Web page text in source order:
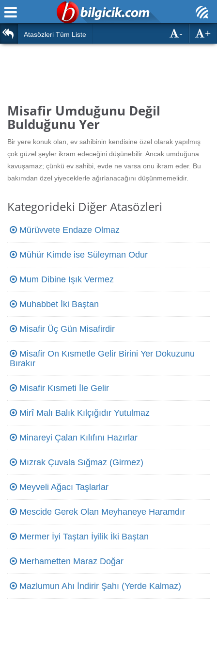
Ana Sayfa
Türk Tarihi & Kültürü
Eğitim
Diğer
Hızlı Okuma Testi
Hesaplamalar
Atasözleri Tüm Liste +
-
Misafir Umduğunu Değil
Bulduğunu Yer
Bir yere konuk olan, ev sahibinin kendisine özel olarak yapılmış
çok güzel şeyler ikram edeceğini düşünebilir. Ancak umduğuna
kavuşamaz; çünkü ev sahibi, evde ne varsa onu ikram eder. Bu
bakımdan özel yiyeceklerle ağırlanacağını düşünmemelidir.
Kategorideki Diğer Atasözleri
Mürüvvete Endaze Olmaz
Mühür Kimde ise Süleyman Odur
Mum Dibine Işık Vermez
Muhabbet İki Baştan
Misafir Üç Gün Misafirdir
Misafir On Kısmetle Gelir Birini Yer Dokuzunu
Bırakır
Misafir Kısmeti İle Gelir
Mirî Malı Balık Kılçığıdır Yutulmaz
Minareyi Çalan Kılıfını Hazırlar
Mızrak Çuvala Sığmaz (Girmez)
Meyveli Ağacı Taşlarlar
Mescide Gerek Olan Meyhaneye Haramdır
Mermer İyi Taştan İyilik İki Baştan
Merhametten Maraz Doğar
Mazlumun Ahı İndirir Şahı (Yerde Kalmaz)